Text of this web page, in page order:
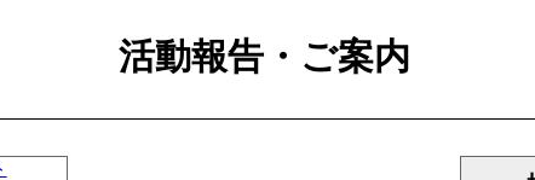
活動報告・ご案内